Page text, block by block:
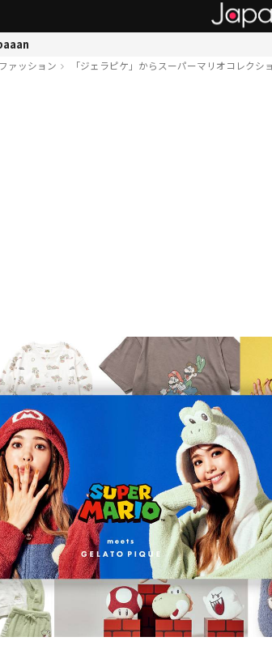
ファッション 「ジェラピケ」からスーパーマリオコレク